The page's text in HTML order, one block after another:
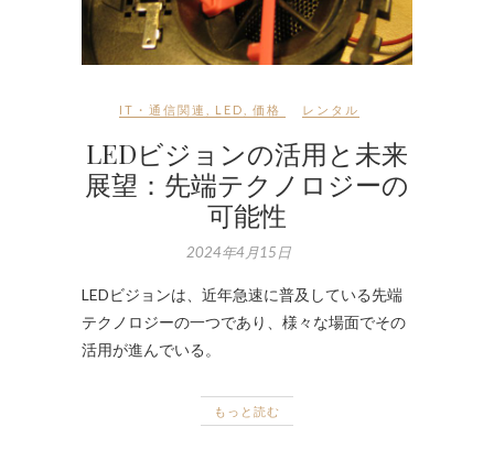
IT・通信関連 LED 価格 レンタル
LEDビジョンの活用と未来
展望：先端テクノロジーの
可能性
2024年4月15日
LEDビジョンは、近年急速に普及している先端
テクノロジーの一つであり、様々な場面でその
活用が進んでいる。
もっと読む